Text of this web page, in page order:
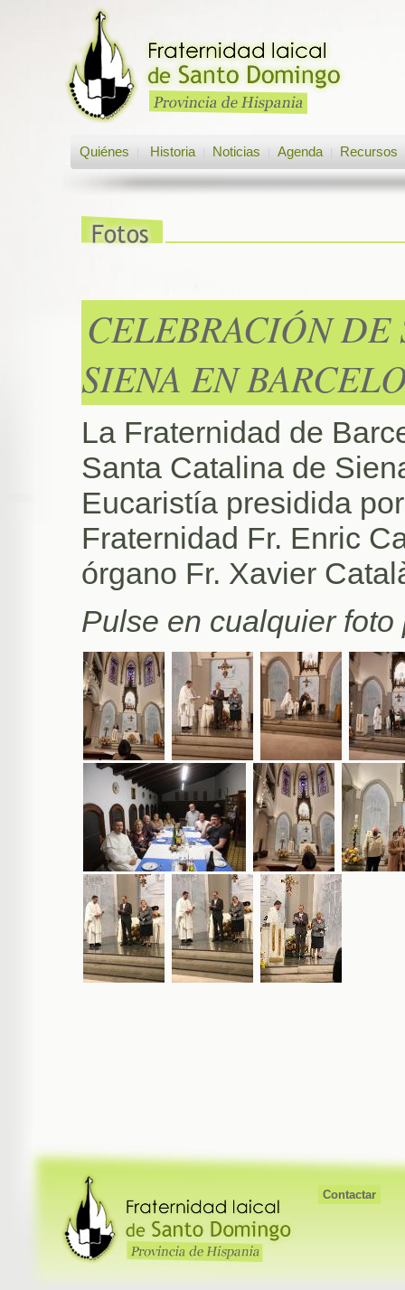
Quiénes Historia Noticias Agenda Recursos
CELEBRACIÓN
SIENA EN
La Fraternidad de
Santa Catalina de
Eucaristía presidida
Fraternidad Fr. Enric
órgano Fr. Xavier
Pulse en cualquier
Contactar